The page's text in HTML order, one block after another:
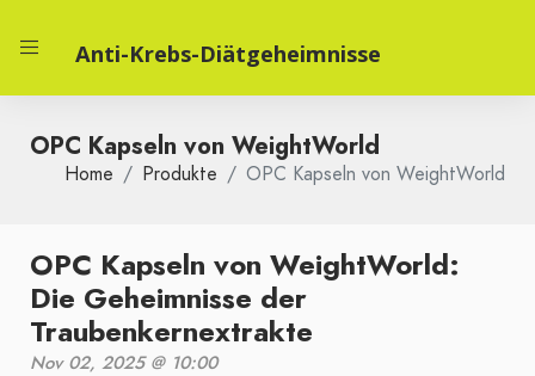
Anti-Krebs-Diätgeheimnisse
OPC Kapseln von WeightWorld
Home Produkte OPC Kapseln von WeightWorld
OPC Kapseln von WeightWorld:
Die Geheimnisse der
Traubenkernextrakte
Nov 02, 2025 @ 10:00